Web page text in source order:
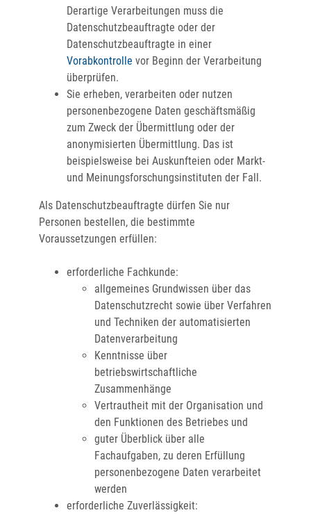
Derartige Verarbeitungen muss die
Datenschutzbeauftragte oder der
Datenschutzbeauftragte in einer
Vorabkontrolle vor Beginn der Verarbeitung
überprüfen.
Sie erheben, verarbeiten oder nutzen
personenbezogene Daten geschäftsmäßig
zum Zweck der Übermittlung oder der
anonymisierten Übermittlung. Das ist
beispielsweise bei Auskunfteien oder Markt-
und Meinungsforschungsinstituten der Fall.
Als Datenschutzbeauftragte dürfen Sie nur
Personen bestellen, die bestimmte
Voraussetzungen erfüllen:
erforderliche Fachkunde:
allgemeines Grundwissen über das
Datenschutzrecht sowie über Verfahren
und Techniken der automatisierten
Datenverarbeitung
Kenntnisse über
betriebswirtschaftliche
Zusammenhänge
Vertrautheit mit der Organisation und
den Funktionen des Betriebes und
guter Überblick über alle
Fachaufgaben, zu deren Erfüllung
personenbezogene Daten verarbeitet
werden
erforderliche Zuverlässigkeit: